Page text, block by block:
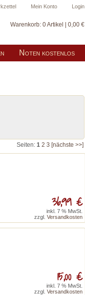
Login
Mein Konto
Warenkorb: 0 Artikel | 0,00 €
Noten kostenlos
Seiten: 1 2 3 [nächste >>]
36,99 €
inkl. 7 % MwSt.
zzgl. Versandkosten
15,00 €
inkl. 7 % MwSt.
zzgl. Versandkosten